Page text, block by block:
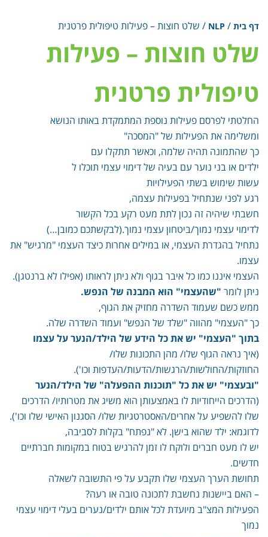
דף בית /
NLP
/ שלט חוצות – פעילות טיפולית פרטנית
שלט חוצות – פעילות
טיפולית פרטנית
החלטתי לפרסם פעילות נוספת המתמקדת באותו הנושא
ומשלימה את הפעילות של "המסכה"
כך שהתמונה תהיה שלמה, וכאשר תתקלו עם
ילדים או בני נוער עם בעיה של דימוי עצמי תוכלו ל
עשות שימוש בשתי הפעילויות
רגע לפני שנתחיל בפעילות עצמה,
חשבתי שיהיה זה נכון לתת מעט רקע בכל הקשור
לדימוי עצמי נמוך/ביטחון עצמי נמוך.(לבקשתכם כמובן…)
נתחיל בהגדרת העצמי, או במילים אחרות כיצד העצמי "מרגיש" את
עצמו.
העצמי איננו כמו כל איבר בגוף ולא ניתן לראותו (אפילו לא ברנטגן).
ניתן לומר "שהעצמי" הוא המבנה של הנפש.
ממש כשם שעמוד השדרה מחזיק את הגוף,
כך "העצמי" מהווה "שלד של הנפש" ועמוד השדרה שלה.
בתוך "העצמי" יש את כל הידע של הילד/הנער על עצמו
(איך נראה הגוף שלו/ מהן התכונות שלו/
החוזקות/החולשות/הרגשות/הדעות/העדפות וכו').
"ובעצמי" יש את כל "תוכנות ההפעלה" של הילד/הנער
(הדרכים הייחודיות לו באמצעותן הוא משיג את מטרותיו/ הדרכים
שלו להשפיע על אחרים/האסטרטגיות שלו/ הסגנון האישי שלו וכו').
לדוגמא: ילד שהוא בישן. לא "נפתח" בקלות לסביבה,
יש לו מעט חברים ולוקח לו זמן להרגיש בטוח במקומות חברתיים
חדשים.
תחושת הערך העצמי שלו תקבע על פי התשובה לשאלה
– האם ביישנות נחשבת לתכונה טובה או רעה?
הפעילות המצ"ב מיועדת לכל אותם ילדים/נערים בעלי דימוי עצמי
נמוך